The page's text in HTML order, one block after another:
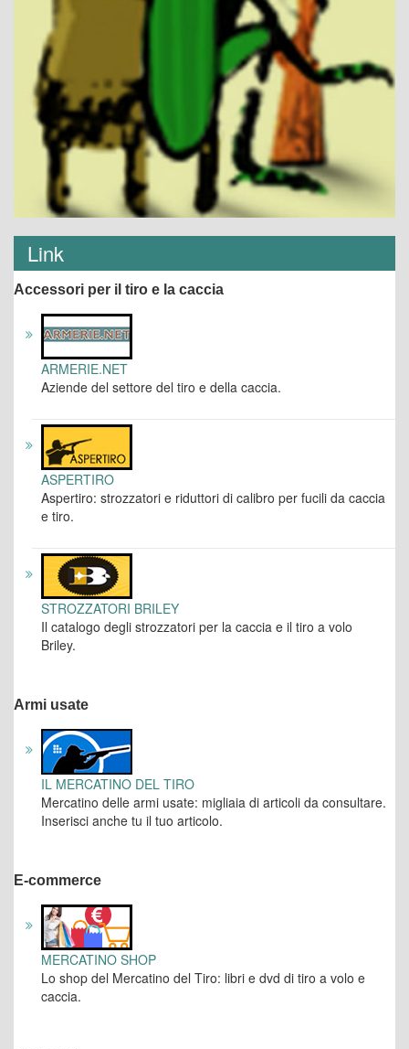
Link
Accessori per il tiro e la caccia
ARMERIE.NET
Aziende del settore del tiro e della caccia.
ASPERTIRO
Aspertiro: strozzatori e riduttori di calibro per fucili da caccia
e tiro.
STROZZATORI BRILEY
Il catalogo degli strozzatori per la caccia e il tiro a volo
Briley.
Armi usate
IL MERCATINO DEL TIRO
Mercatino delle armi usate: migliaia di articoli da consultare.
Inserisci anche tu il tuo articolo.
E-commerce
MERCATINO SHOP
Lo shop del Mercatino del Tiro: libri e dvd di tiro a volo e
caccia.